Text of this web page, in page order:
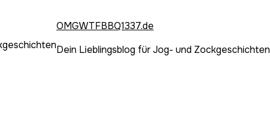
OMGWTFBBQ1337.de
Dein Lieblingsblog für Jog- und Zockgeschichten